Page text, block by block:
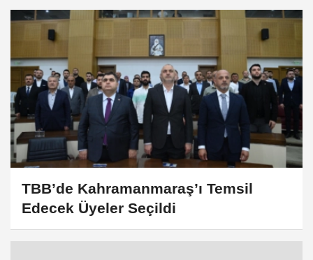
TBB’de Kahramanmaraş’ı Temsil
Edecek Üyeler Seçildi